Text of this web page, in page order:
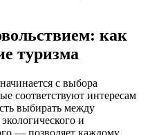
как
туризма
с выбора
соответствуют интересам
выбирать между
и
— позволяет каждому